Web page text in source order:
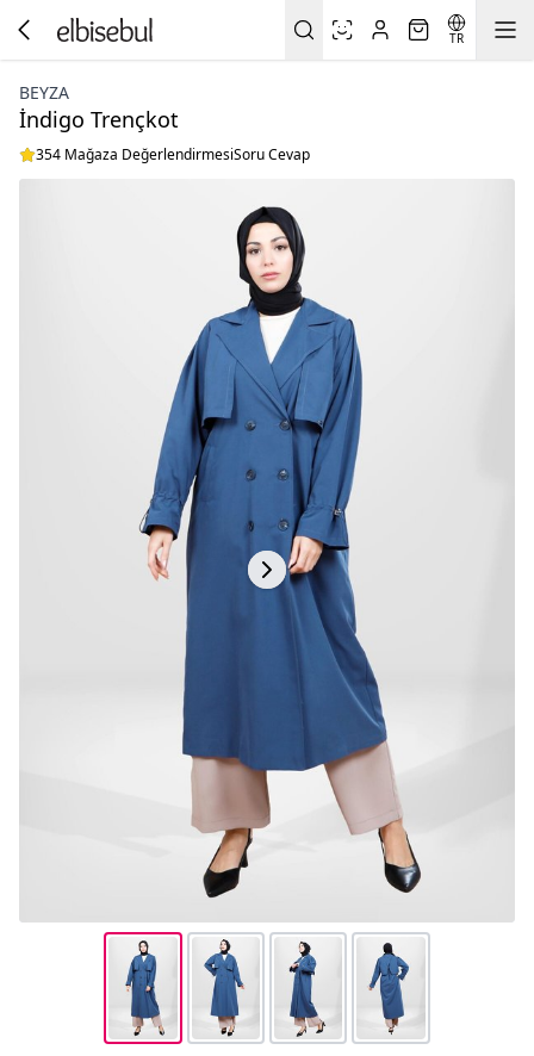
TR
BEYZA
İndigo Trençkot
354 Mağaza DeğerlendirmesiSoru Cevap